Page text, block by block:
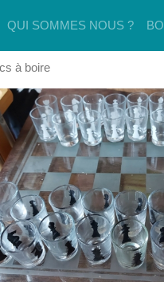
QUI SOMMES NOUS ?
à boire